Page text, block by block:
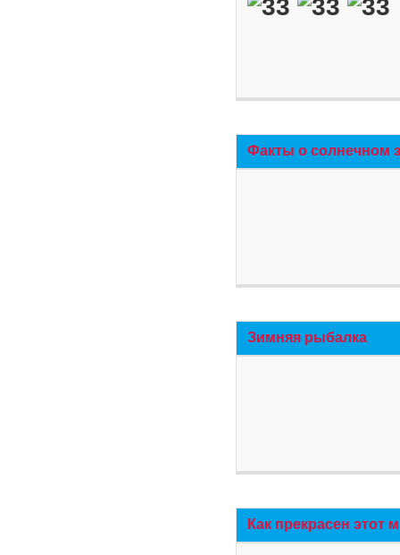
Факты о солнечном
Зимняя рыбалка
Как прекрасен этот